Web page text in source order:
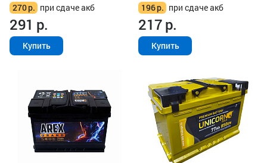
270р. при сдаче акб
291 р.
Купить
196р. при сдаче акб
217р.
Купить